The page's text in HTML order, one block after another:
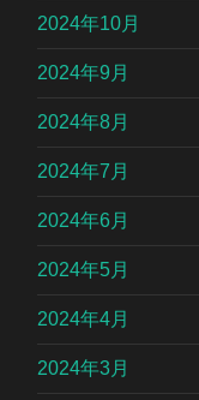
2024年10月
2024年9月
2024年8月
2024年7月
2024年6月
2024年5月
2024年4月
2024年3月